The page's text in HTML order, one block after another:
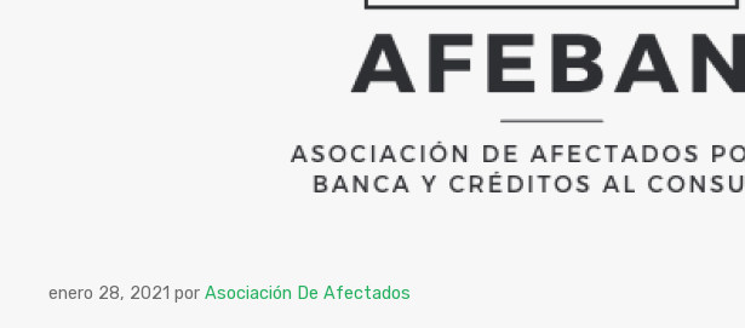
enero 28, 2021 por Asociación De Afectados